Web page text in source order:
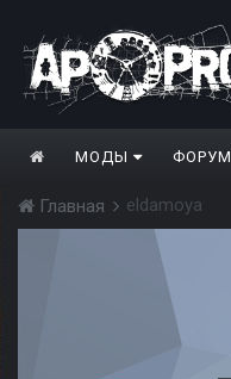
МОДЫ ФОРУМ
Главная eldamoya